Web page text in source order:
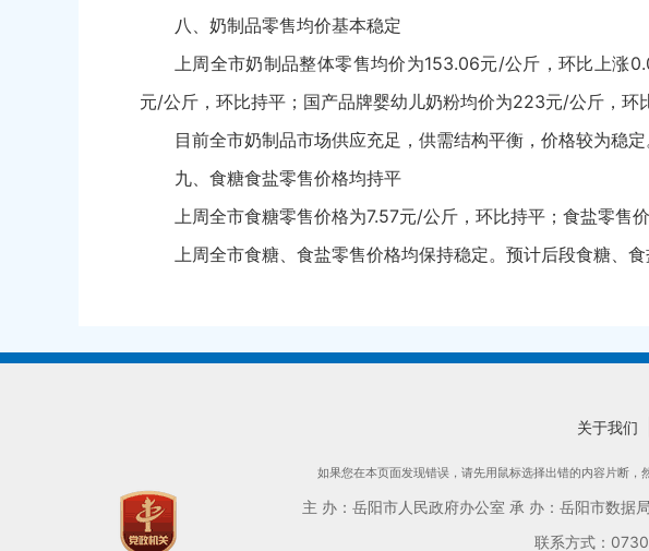
八、奶制品零售均价基本稳定
上周全市奶制品整体零售均价为153.06元/公斤，环比上涨
元/公斤，环比持平；国产品牌婴幼儿奶粉均价为223元/公斤，环
目前全市奶制品市场供应充足，供需结构平衡，价格较为稳
九、食糖食盐零售价格均持平
上周全市食糖零售价格为7.57元/公斤，环比持平；食盐零售
上周全市食糖、食盐零售价格均保持稳定。预计后段食糖、
关于我们
如果您在本页面发现错误，请先用鼠标选择出错的内容片断，
主 办：岳阳市人民政府办公室 承 办：岳阳市数
联系方式：